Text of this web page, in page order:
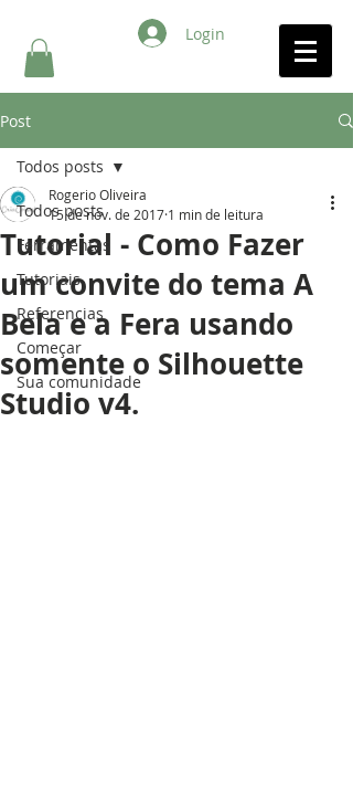
Login
Post
Todos posts
Ferramentas
Tutoriais
Referencias
Começar
Sua comunidade
Todos posts
Tutorial - Como Fazer
um convite do tema A
Bela e a Fera usando
somente o Silhouette
Studio v4.
Rogerio Oliveira
15 de nov. de 2017 1 min de leitura